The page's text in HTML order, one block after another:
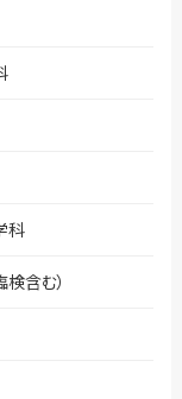
科
含む）